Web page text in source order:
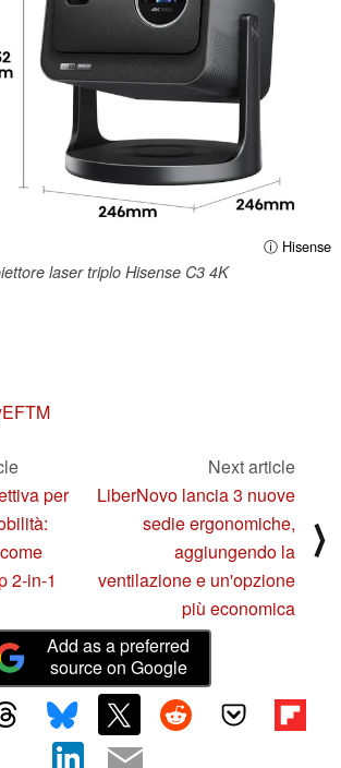
ⓘ Hisense
laser triplo Hisense C3 4K
EFTM
per
2-in-1
Next article
LiberNovo lancia 3 nuove
sedie ergonomiche,
aggiungendo la
ventilazione e un'opzione
più economica
⟩
Add as a preferred
source on Google